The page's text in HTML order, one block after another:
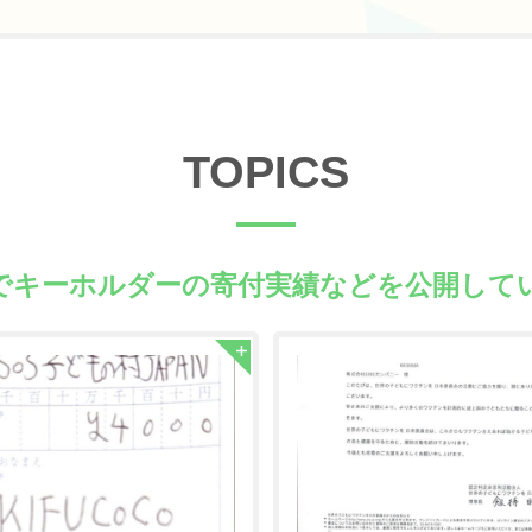
TOPICS
キーホルダーの寄付実績などを公開して